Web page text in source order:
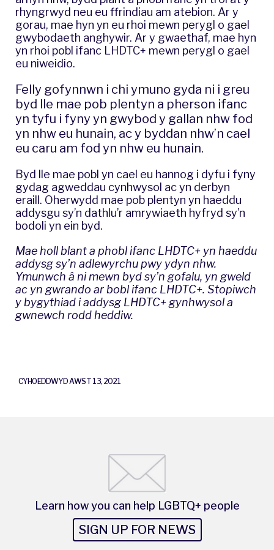
CYHOEDDWYD AWST 13, 2021
rhyngrwyd neu eu ffrindiau am atebion. Ar y
gorau, mae hyn yn eu rhoi mewn perygl o gael
gwybodaeth anghywir. Ar y gwaethaf, mae hyn
yn rhoi pobl ifanc LHDTC+ mewn perygl o gael
eu niweidio.
Felly gofynnwn i chi ymuno gyda ni i greu
byd lle mae pob plentyn a pherson ifanc
yn tyfu i fyny yn gwybod y gallan nhw fod
yn nhw eu hunain, ac y byddan nhw’n cael
eu caru am fod yn nhw eu hunain.
Byd lle mae pobl yn cael eu hannog i dyfu i fyny
gydag agweddau cynhwysol ac yn derbyn
eraill. Oherwydd mae pob plentyn yn haeddu
addysgu sy’n dathlu’r amrywiaeth hyfryd sy’n
bodoli yn ein byd.
Mae holl blant a phobl ifanc LHDTC+ yn haeddu
addysg sy’n adlewyrchu pwy ydyn nhw.
Ymunwch â ni mewn byd sy’n gofalu, yn gweld
ac yn gwrando ar bobl ifanc LHDTC+. Stopiwch
y bygythiad i addysg LHDTC+ gynhwysol a
gwnewch rodd heddiw.
Learn how you can help LGBTQ+ people
SIGN UP FOR NEWS